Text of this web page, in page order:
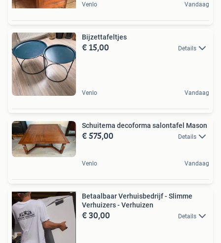
Venlo Vandaag
Bijzettafeltjes
€ 15,00 Details
Venlo Vandaag
Schuitema decoforma salontafel Mason
€ 575,00 Details
Venlo Vandaag
Betaalbaar Verhuisbedrijf - Slimme
Verhuizers - Verhuizen
€ 30,00 Details